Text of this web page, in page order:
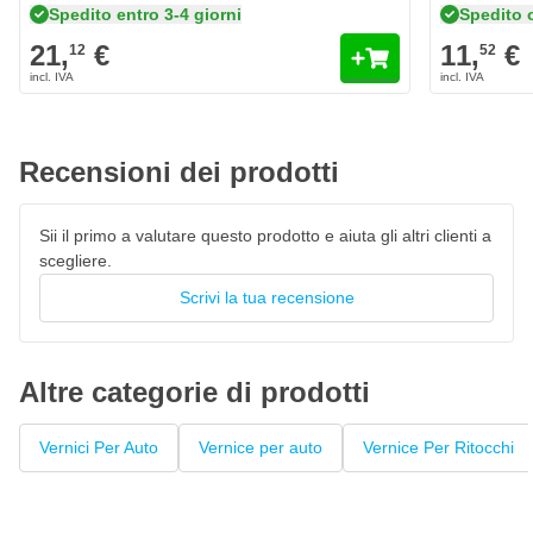
Caratteristiche della vernice per ritocchi di Ford
Il colore Ford Europa E0 Burgundy Red è personalizzato
colori
La vernice High Solid garantisce un'elevata copertura
Penna laccata con pennello privo di pelucchi
Questo fondo può essere verniciato con
Spedito entro 3-4 giorni
21,12 €
Spedito
11,52 €
Recensioni dei prodotti
Sii il primo a valutare questo prodotto e aiuta gli altri clienti a
scegliere.
Scrivi la tua recensione
Altre categorie di prodotti
Vernici Per Auto Vernice per auto Vernice Per Ritocchi